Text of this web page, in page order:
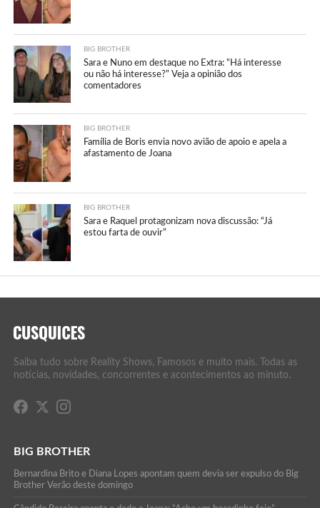
BIG BROTHER
Sara e Nuno em destaque no Extra: “Há interesse
ou não há interesse?” Veja a opinião dos
comentadores
BIG BROTHER
Família de Boris envia novo avião de apoio e apela a
afastamento de Joana
BIG BROTHER
Sara e Raquel protagonizam nova discussão: “Já
estou farta de ouvir”
Saiba tudo sobre Reality Shows, Famosos e muito mais. Todas as
notícias, novidades, concorrentes e acontecimentos ao minuto.
BIG BROTHER
Bernardina Brito e Diana Lopes apontam quem devia ser expulso do Big
Brother Verão deste domingo